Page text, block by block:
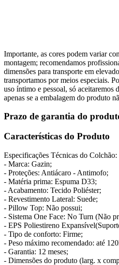
Importante, as cores podem variar
montagem; recomendamos
dimensões para transporte em
transportamos por meios especiais.
uso íntimo e pessoal, só aceitaremos
apenas se a embalagem do produto
Prazo de garantia do
Características do Produto
Especificações Técnicas do Colchão:
- Marca: Gazin;
- Proteções: Antiácaro - Antimofo;
- Matéria prima: Espuma D33;
- Acabamento: Tecido Poliéster;
- Revestimento Lateral: Suede;
- Pillow Top: Não possui;
- Sistema One Face: No Turn (Não
- EPS Poliestireno
- Tipo de conforto: Firme;
- Peso máximo recomendado: até
- Garantia: 12 meses;
- Dimensões do produto (larg. x